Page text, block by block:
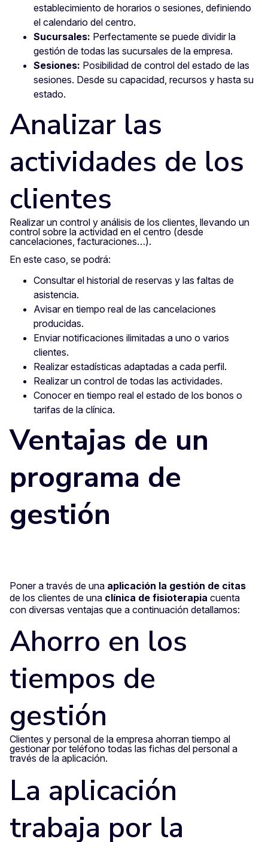
establecimiento de horarios o sesiones, definiendo
el calendario del centro.
Sucursales: Perfectamente se puede dividir la
gestión de todas las sucursales de la empresa.
Sesiones: Posibilidad de control del estado de las
sesiones. Desde su capacidad, recursos y hasta su
estado.
Analizar las
actividades de los
clientes
Realizar un control y análisis de los clientes, llevando un
control sobre la actividad en el centro (desde
cancelaciones, facturaciones…).
En este caso, se podrá:
Consultar el historial de reservas y las faltas de
asistencia.
Avisar en tiempo real de las cancelaciones
producidas.
Enviar notificaciones ilimitadas a uno o varios
clientes.
Realizar estadísticas adaptadas a cada perfil.
Realizar un control de todas las actividades.
Conocer en tiempo real el estado de los bonos o
tarifas de la clínica.
Ventajas de un
programa de
gestión
Poner a través de una aplicación la gestión de citas
de los clientes de una clínica de fisioterapia cuenta
con diversas ventajas que a continuación detallamos:
Ahorro en los
tiempos de
gestión
Clientes y personal de la empresa ahorran tiempo al
gestionar por teléfono todas las fichas del personal a
través de la aplicación.
La aplicación
trabaja por la